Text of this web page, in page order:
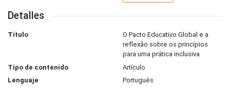
Detalles
Título
O Pacto Educativo Global e a
reflexão sobre os princípios
para uma prática inclusiva
Tipo de contenido
Artículo
Lenguaje
Portugués